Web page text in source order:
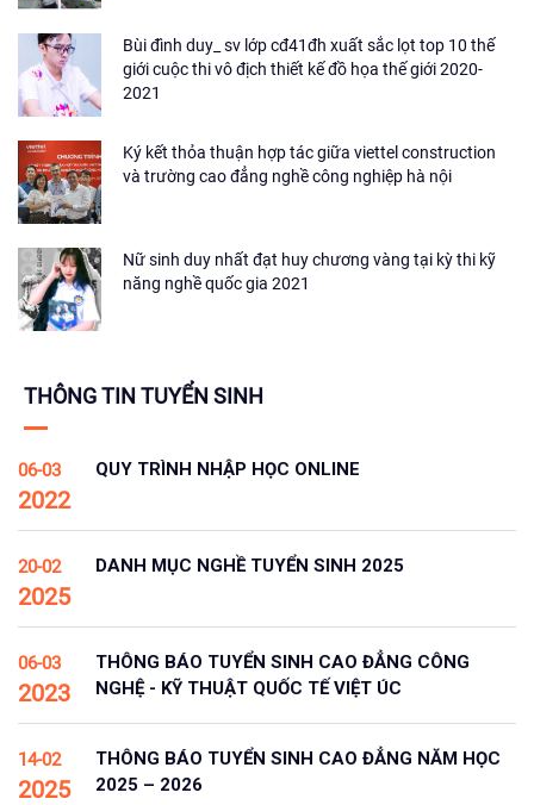
Bùi đình duy_ sv lớp cđ41đh xuất sắc lọt top 10 thế
giới cuộc thi vô địch thiết kế đồ họa thế giới 2020-
2021
Ký kết thỏa thuận hợp tác giữa viettel construction
và trường cao đẳng nghề công nghiệp hà nội
Nữ sinh duy nhất đạt huy chương vàng tại kỳ thi kỹ
năng nghề quốc gia 2021
THÔNG TIN TUYỂN SINH
06-03
2022
QUY TRÌNH NHẬP HỌC ONLINE
20-02
2025
DANH MỤC NGHỀ TUYỂN SINH 2025
06-03
2023
THÔNG BÁO TUYỂN SINH CAO ĐẲNG CÔNG
NGHỆ - KỸ THUẬT QUỐC TẾ VIỆT ÚC
14-02
2025
THÔNG BÁO TUYỂN SINH CAO ĐẲNG NĂM HỌC
2025 – 2026